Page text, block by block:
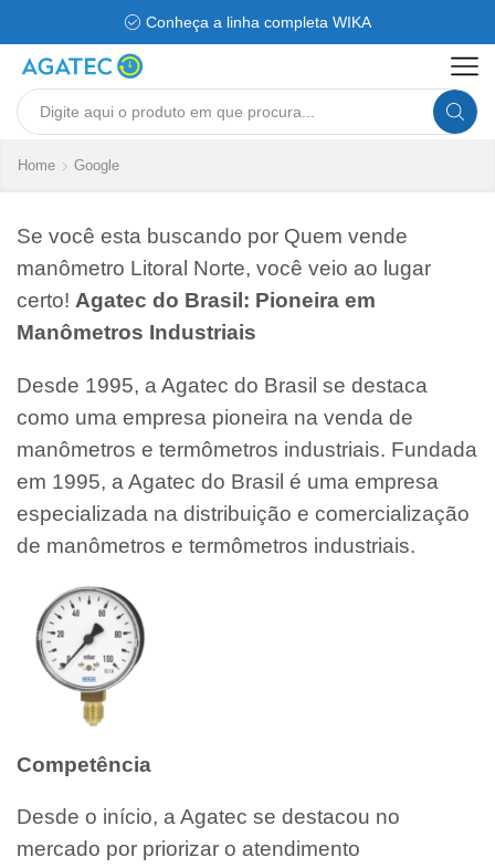
Conheça a linha completa WIKA
Search
Home Google
Se você esta buscando por Quem vende
manômetro Litoral Norte, você veio ao lugar
certo! Agatec do Brasil: Pioneira em
Manômetros Industriais
Desde 1995, a Agatec do Brasil se destaca
como uma empresa pioneira na venda de
manômetros e termômetros industriais. Fundada
em 1995, a Agatec do Brasil é uma empresa
especializada na distribuição e comercialização
de manômetros e termômetros industriais.
Competência
Desde o início, a Agatec se destacou no
mercado por priorizar o atendimento